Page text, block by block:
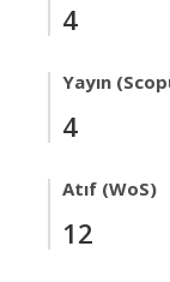
4
Yayın
4
Atıf (WoS)
12